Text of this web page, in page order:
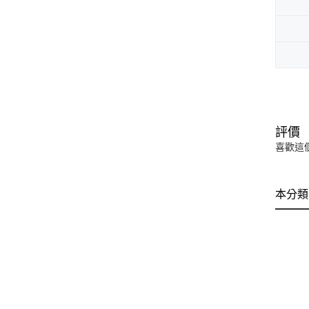
評價
喜歡這
本分